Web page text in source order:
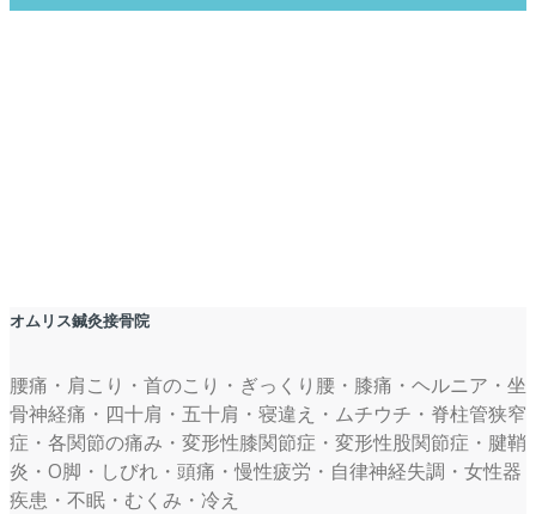
オムリス鍼灸接骨院
腰痛・肩こり・首のこり・ぎっくり腰・膝痛・ヘルニア・坐
骨神経痛・四十肩・五十肩・寝違え・ムチウチ・脊柱管狭窄
症・各関節の痛み・変形性膝関節症・変形性股関節症・腱鞘
炎・O脚・しびれ・頭痛・慢性疲労・自律神経失調・女性器
疾患・不眠・むくみ・冷え